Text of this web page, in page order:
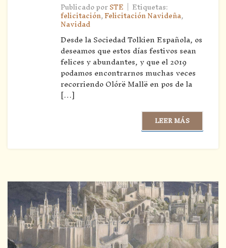
Publicado porSTE | Etiquetas:
felicitación,Felicitación Navideña,
Navidad
Desde la Sociedad Tolkien Española, os
deseamos que estos días festivos sean
felices y abundantes, y que el 2019
podamos encontrarnos muchas veces
recorriendo Olórë Mallë en pos de la
[…]
LEER MÁS